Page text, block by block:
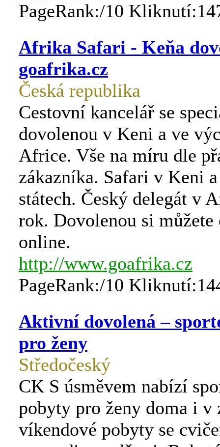
PageRank:/10
Afrika Safari - Keňa
goafrika.cz
Česká republika
Cestovní kancelář se
dovolenou v Keni a ve
Africe. Vše na míru dle
zákazníka. Safari v Keni
státech. Český delegát v
rok. Dovolenou si můžete
online.
http://www.goafrika.cz
PageRank:/10
Aktivní dovolená –
pro ženy
Středočeský
CK S úsměvem nabízí
pobyty pro ženy doma i v
víkendové pobyty se